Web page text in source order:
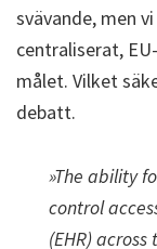
svävande, men
centraliserat,
målet. Vilket
debatt.
»The ability
control
(EHR)